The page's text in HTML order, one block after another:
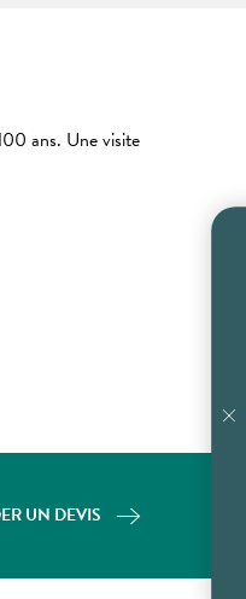
ans. Une visite
UN DEVIS